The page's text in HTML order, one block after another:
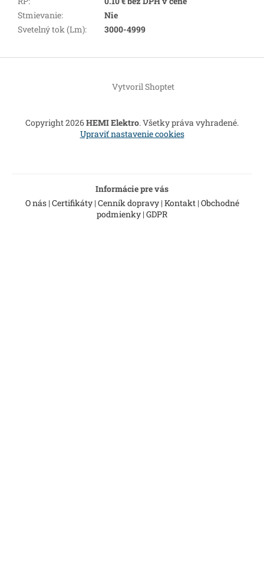
Stmievanie:
Nie
Svetelný tok (Lm): 3000-4999
Vytvoril Shoptet
Copyright 2026HEMI Elektro. Všetky práva vyhradené.
Upraviť nastavenie cookies
Informácie pre vás
O nás| Certifikáty| Cenník dopravy| Kontakt| Obchodné
podmienky | GDPR